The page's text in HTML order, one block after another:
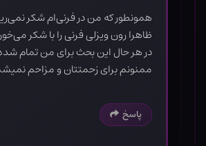
همونطور که من در فرنی‌ام شکر
ظاهرا رون ویزلی فرنی را با شکر
در هر حال این بحث برای من تمام
ممنونم برای زحمتتان و مزاحم
پاسخ